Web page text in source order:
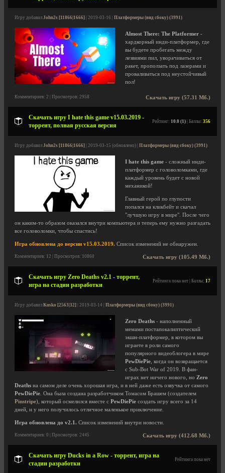
Игру добавил John2s [11866|1666] | 2019-03-16 | Платформеры (вид сбоку) (3991)
Almost There: The Platformer -
хардкорный инди-платформер, где
вы будете пробегать между
лезвиями пил, уворачиваться от
ракет, проползать под лазерами и
проваливаться под неустойчивый
пол!
Скачать игру (57.31 Мб.)
Комментариев: 2 | Просмотров: 2958
Скачать игру I hate this game v15.03.2019 -
торрент, полная русская версия
Рейтинг: 10.0 (1) | Баллы: 356
Игру добавил John2s [11866|1666] | 2019-03-15 (обновлено) | Платформеры (вид сбоку) (3991)
I hate this game - сложный инди-
платформер с головоломками, где
каждый уровень будет с новой
механикой!
Главный герой по глупости
попался на кликбейт и скачал
"лучшую игру в мире". После чего
он каким-то образом оказался внутри компьютера и теперь ему нужно разгадать
все головоломки, чтобы спастись!
Игра обновлена до версии v15.03.2019. Список изменений не обнаружен.
Скачать игру (105.49 Мб.)
Комментариев: 12 | Просмотров: 10860
Скачать игру Zero Deaths v2.1 - торрент,
игра на стадии разработки
Рейтинга пока нет | Баллы: 17
Игру добавил Kusko [2563|32] | 2019-03-14 | Платформеры (вид сбоку) (3991)
Zero Deaths - наполненный
мемами постапокалиптический
экшн-платформер, в котором вы
играете в роли самого
популярного видеоблогера в мире
PewDiePie , когда он возвращается
с Sub-Bot War of 2019. В фан-
играх нет ничего нового, но Zero
Deaths на самом деле очень хорошая игра, и в ней даже есть озвучка от самого
PewDiePie . Она была создана разработчиком Томасом Брашем (создателем
Pinstripe), который осмелился вместе с PewDiePie создать игру всего за 14
дней, и у него получилось отличное маленькое приключение.
Игра обновлена до v2.1. Список изменений внутри новости.
Скачать игру (412.68 Мб.)
Комментариев: 0 | Просмотров: 2445
Скачать игру Ducks in a Row - торрент, игра на
стадии разработки
Рейтинга пока нет